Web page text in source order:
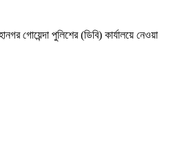
গোয়েন্দা পুলিশের (ডিবি) কার্যালয়ে নেওয়া